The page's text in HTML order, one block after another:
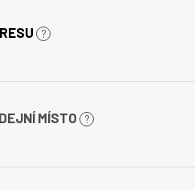
?
MÍSTO ?